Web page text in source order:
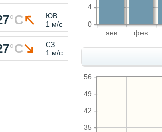
янв фев
0
4
35
42
49
56
°C
ЮВ
1 м/с
°C
СЗ
1 м/с